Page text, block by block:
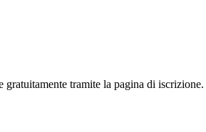
tramite la pagina di iscrizione.